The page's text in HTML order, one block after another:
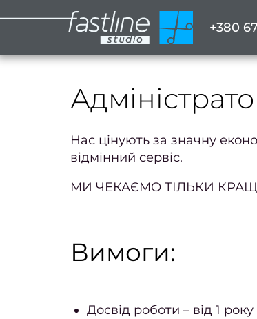
+380
Нас цінують за значну
відмінний сервіс.
МИ ЧЕКАЄМО ТІЛЬКИ
Вимоги:
Досвід роботи – від 1